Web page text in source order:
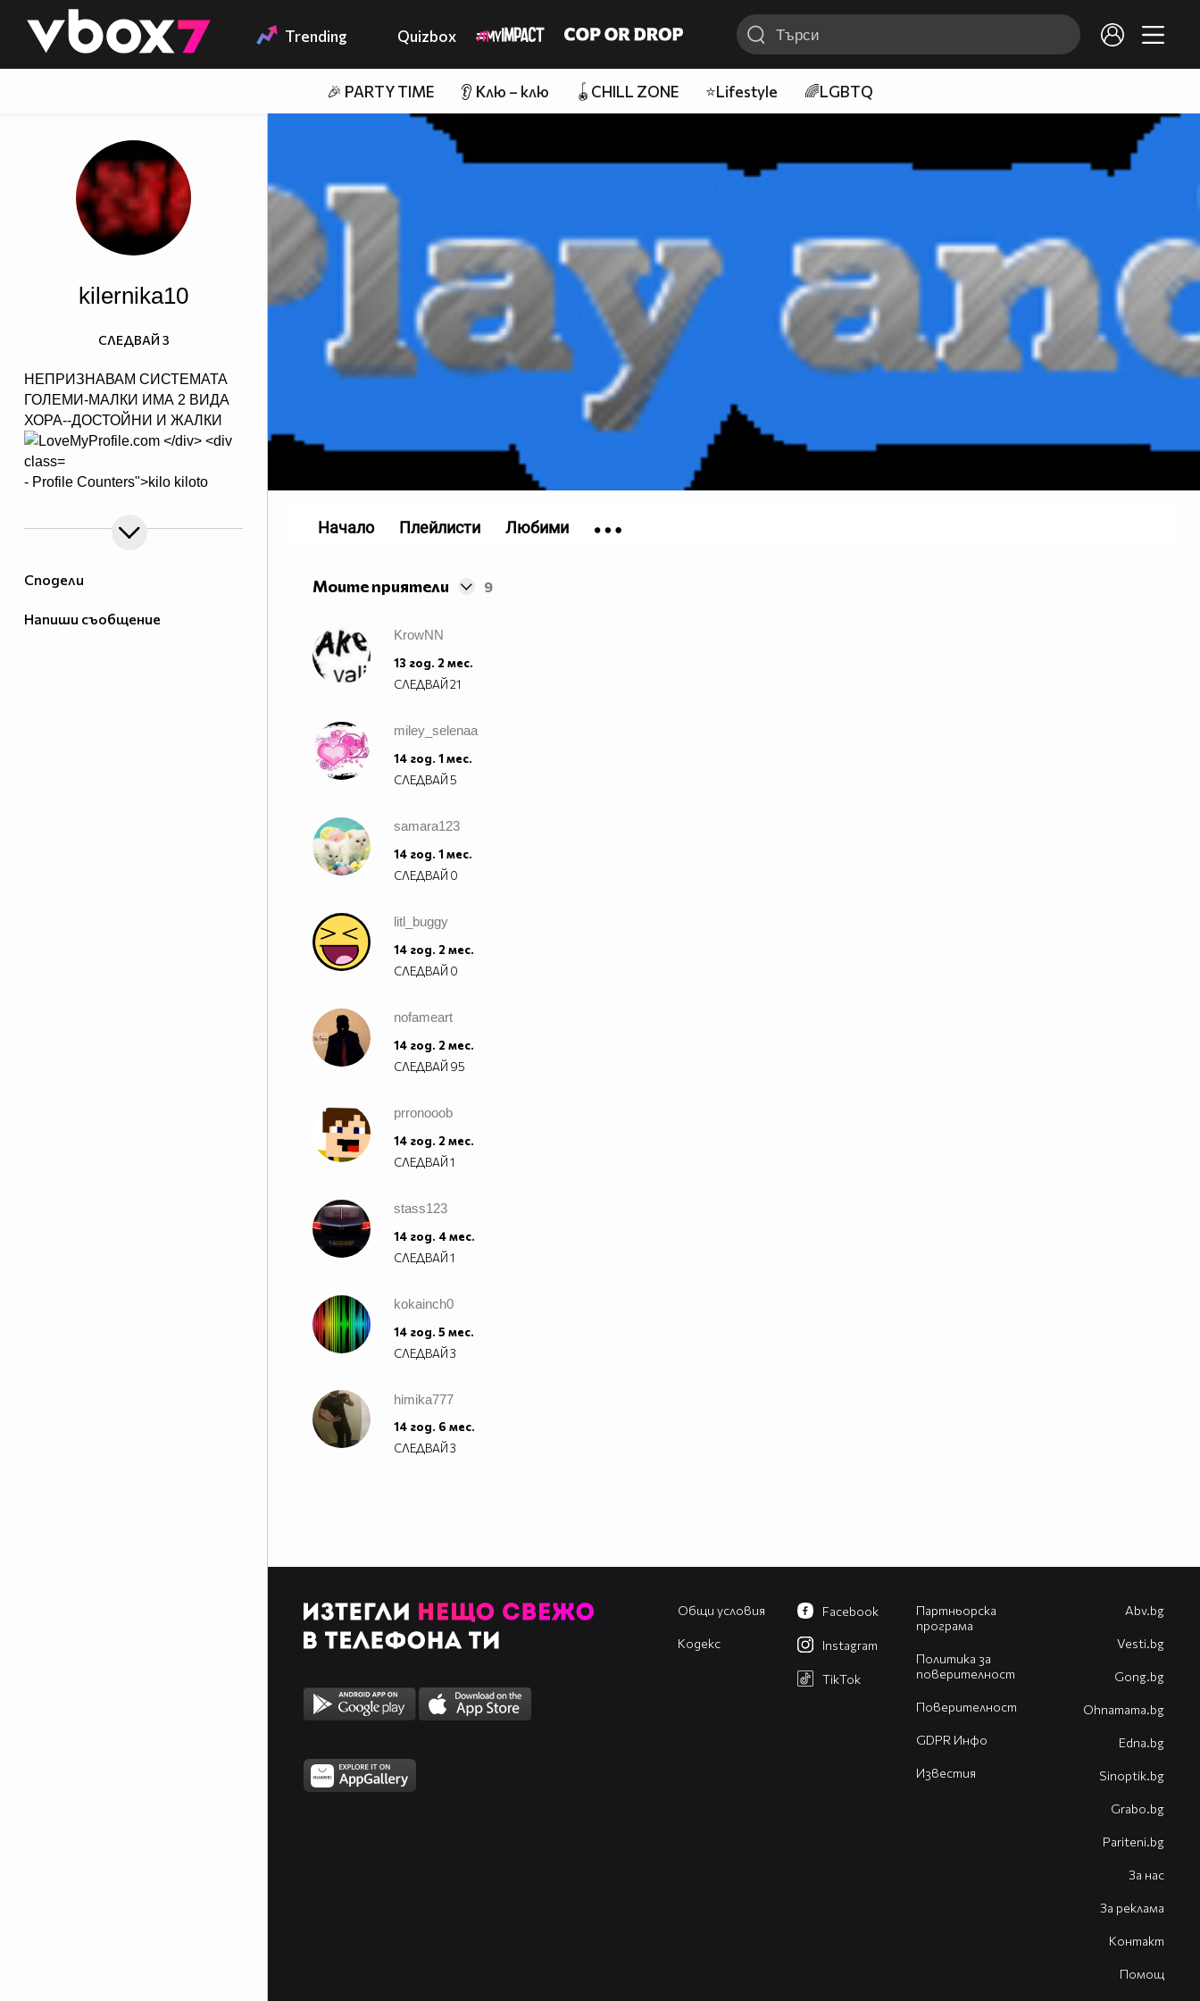
👾 Trending Quizbox
🎉 PARTY TIME 👂 Клю – клю 🪀CHILL ZONE ⭐Lifestyle 🌈LGBTQ
Сподели
Напиши съобщение
kilernika10
НЕПРИЗНАВАМ СИСТЕМАТА
ГОЛЕМИ-МАЛКИ ИМА 2 ВИДА
ХОРА--ДОСТОЙНИ И ЖАЛКИ
- Profile Counters">kilo kiloto
СЛЕДВАЙ 3
Моите приятели 9
KrowNN
13 год. 2 мес.
СЛЕДВАЙ21
miley_selenaa
14 год. 1 мес.
СЛЕДВАЙ5
samara123
14 год. 1 мес.
СЛЕДВАЙ 0
litl_buggy
14 год. 2 мес.
СЛЕДВАЙ 0
nofameart
14 год. 2 мес.
СЛЕДВАЙ 95
prronooob
14 год. 2 мес.
СЛЕДВАЙ1
stass123
14 год. 4 мес.
СЛЕДВАЙ1
kokainch0
14 год. 5 мес.
СЛЕДВАЙ3
himika777
14 год. 6 мес.
СЛЕДВАЙ3
Начало Плейлисти Любими
Общи условия
Кодекс
Партньорска
програма
Политика за
поверителност
Поверителност
GDPR Инфо
Известия
Facebook
Instagram
TikTok
Abv.bg
Vesti.bg
Gong.bg
Оhnamama.bg
Edna.bg
Sinoptik.bg
Grabo.bg
Pariteni.bg
За нас
За реклама
Контакт
Помощ